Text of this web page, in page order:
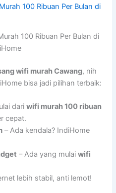
100 Ribuan Per Bulan di
wifi murah Cawang, nih
bisa jadi pilihan terbaik:
dariwifi murah 100 ribuan
cepat.
– Ada kendala? IndiHome
– Ada yang mulaiwifi
lebih stabil, anti lemot!